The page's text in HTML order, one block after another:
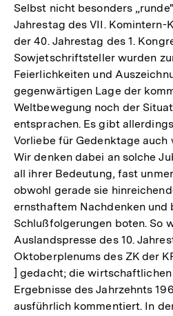
Selbst nicht besonders
Jahrestag des VII. Komintern-
der 40. Jahrestag des 1.
Sowjetschriftsteller wurden
Feierlichkeiten und
gegenwärtigen Lage der
Weltbewegung noch der
entsprachen. Es gibt
Vorliebe für Gedenktage auch
Wir denken dabei an solche
all ihrer Bedeutung, fast
obwohl gerade sie
ernsthaftem Nachdenken und
Schlußfolgerungen boten. So
Auslandspresse des 10.
Oktoberplenums des ZK der
] gedacht; die
Ergebnisse des Jahrzehnts
ausführlich kommentiert. In